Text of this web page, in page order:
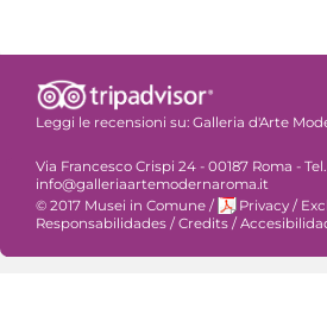
Leggi le recensioni su: Galleria d'Arte
Via Francesco Crispi 24 - 00187 Roma -
info@galleriaartemodernaroma.it
© 2017 Musei in Comune / Privacy /
Responsabilidades / Credits /